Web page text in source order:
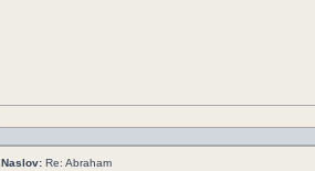
Naslov: Re: Abraham